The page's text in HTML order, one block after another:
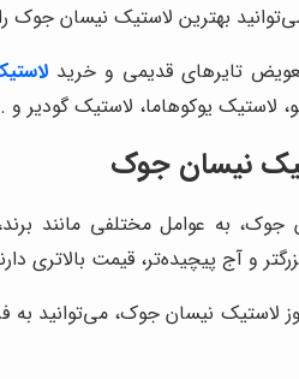
بهترین لاستیک نیسان جوک
تایرهای قدیمی و خرید
لاستیک یوکوهاما، لاستیک
نیسان جوک
به عوامل مختلفی مانند
و آج پیچیده‌تر، قیمت بالاتری
لاستیک نیسان جوک، می‌توانید